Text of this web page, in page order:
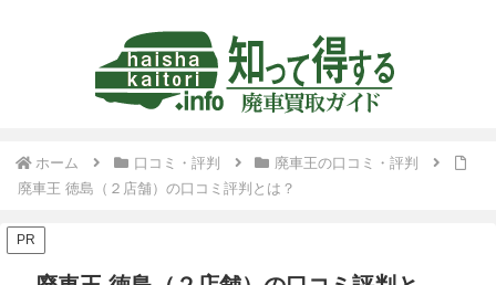
ホーム 口コミ・評判
廃車王の口コミ・評判
廃車王 徳島（２店舗）の口コミ評判とは？
PR